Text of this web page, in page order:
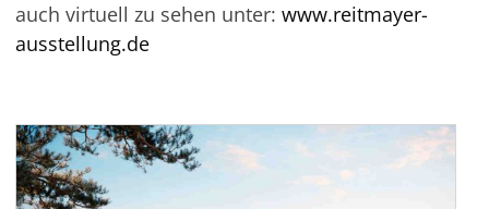
auch virtuell zu sehen unter: www.reitmayer-
ausstellung.de